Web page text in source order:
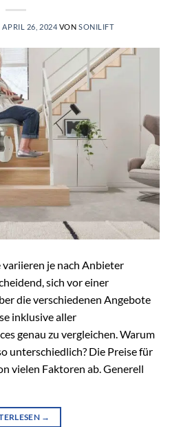
APRIL 26, 2024 VONSONILIFT
je nach Anbieter
sich vor einer
die verschiedenen Angebote
inklusive aller
genau zu vergleichen. Warum
unterschiedlich? Die Preise für
vielen Faktoren ab. Generell
→